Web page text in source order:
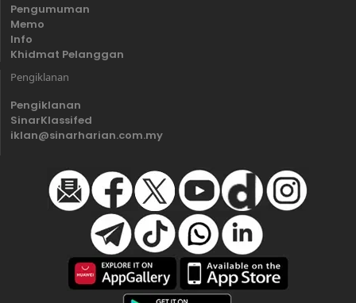
Pengumuman
Memo
Info
Khidmat Pelanggan
Pengiklanan
Pengiklanan
SinarKlassifed
iklan@sinarharian.com.my